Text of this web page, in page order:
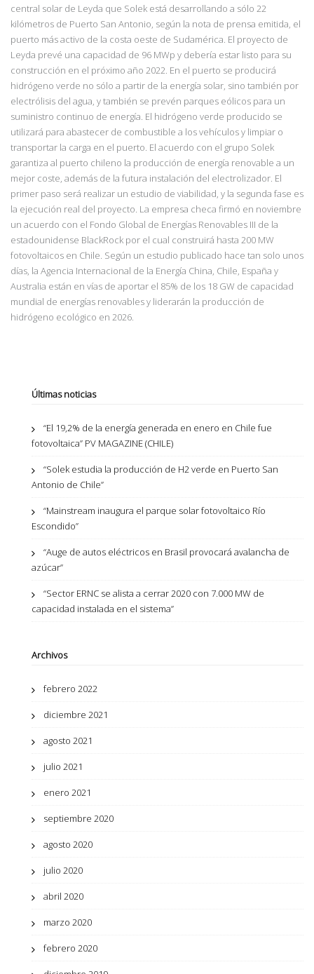
central solar de Leyda que Solek está desarrollando a sólo 22
kilómetros de Puerto San Antonio, según la nota de prensa emitida, el
puerto más activo de la costa oeste de Sudamérica. El proyecto de
Leyda prevé una capacidad de 96 MWp y debería estar listo para su
construcción en el próximo año 2022. En el puerto se producirá
hidrógeno verde no sólo a partir de la energía solar, sino también por
electrólisis del agua, y también se prevén parques eólicos para un
suministro continuo de energía. El hidrógeno verde producido se
utilizará para abastecer de combustible a los vehículos y limpiar o
transportar la carga en el puerto. El acuerdo con el grupo Solek
garantiza al puerto chileno la producción de energía renovable a un
mejor coste, además de la futura instalación del electrolizador. El
primer paso será realizar un estudio de viabilidad, y la segunda fase es
la ejecución real del proyecto. La empresa checa firmó en noviembre
un acuerdo con el Fondo Global de Energías Renovables III de la
estadounidense BlackRock por el cual construirá hasta 200 MW
fotovoltaicos en Chile. Según un estudio publicado hace tan solo unos
días, la Agencia Internacional de la Energía China, Chile, España y
Australia están en vías de aportar el 85% de los 18 GW de capacidad
mundial de energías renovables y liderarán la producción de
hidrógeno ecológico en 2026.
Últimas noticias
“El 19,2% de la energía generada en enero en Chile fue
fotovoltaica” PV MAGAZINE (CHILE)
“Solek estudia la producción de H2 verde en Puerto San
Antonio de Chile”
“Mainstream inaugura el parque solar fotovoltaico Río
Escondido”
“Auge de autos eléctricos en Brasil provocará avalancha de
azúcar”
“Sector ERNC se alista a cerrar 2020 con 7.000 MW de
capacidad instalada en el sistema”
Archivos
febrero 2022
diciembre 2021
agosto 2021
julio 2021
enero 2021
septiembre 2020
agosto 2020
julio 2020
abril 2020
marzo 2020
febrero 2020